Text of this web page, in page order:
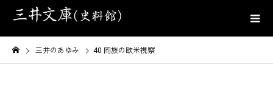
三井のあゆみ 40 同族の欧米視察